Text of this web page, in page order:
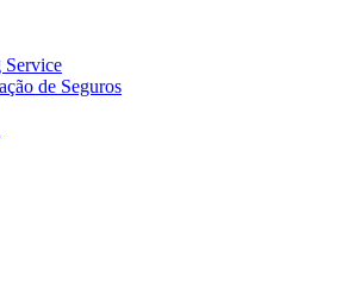
Service
de Seguros